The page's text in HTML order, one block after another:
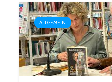
ALLGEMEIN